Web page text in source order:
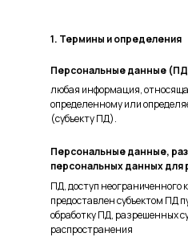
1. Термины и определения
Персональные данные
любая информация,
определенному или
(субъекту ПД).
Персональные данные,
персональных данных для
ПД, доступ неограниченного
предоставлен субъектом ПД
обработку ПД, разрешенных
распространения